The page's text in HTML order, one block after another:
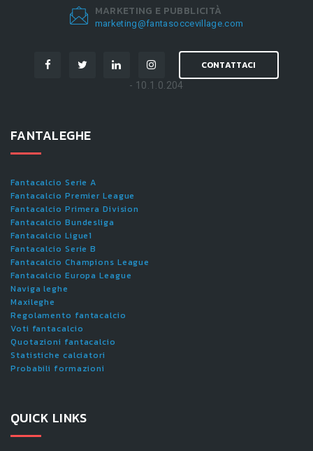
MARKETING E PUBBLICITÀ
marketing@fantasoccevillage.com
CONTATTACI
- 10.1.0.204
FANTALEGHE
Fantacalcio Serie A
Fantacalcio Premier League
Fantacalcio Primera Division
Fantacalcio Bundesliga
Fantacalcio Ligue1
Fantacalcio Serie B
Fantacalcio Champions League
Fantacalcio Europa League
Naviga leghe
Maxileghe
Regolamento fantacalcio
Voti fantacalcio
Quotazioni fantacalcio
Statistiche calciatori
Probabili formazioni
QUICK LINKS